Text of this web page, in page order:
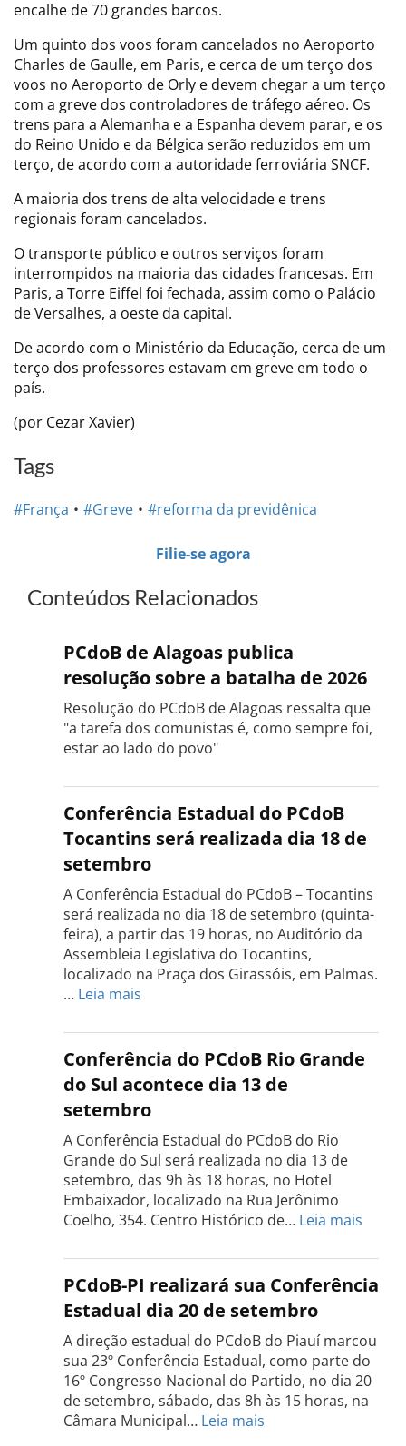
encalhe de 70 grandes barcos.
Um quinto dos voos foram cancelados no Aeroporto
Charles de Gaulle, em Paris, e cerca de um terço dos
voos no Aeroporto de Orly e devem chegar a um terço
com a greve dos controladores de tráfego aéreo. Os
trens para a Alemanha e a Espanha devem parar, e os
do Reino Unido e da Bélgica serão reduzidos em um
terço, de acordo com a autoridade ferroviária SNCF.
A maioria dos trens de alta velocidade e trens
regionais foram cancelados.
O transporte público e outros serviços foram
interrompidos na maioria das cidades francesas. Em
Paris, a Torre Eiffel foi fechada, assim como o Palácio
de Versalhes, a oeste da capital.
De acordo com o Ministério da Educação, cerca de um
terço dos professores estavam em greve em todo o
país.
(por Cezar Xavier)
Tags
#França #Greve #reforma da previdênica
Filie-se agora
Conteúdos Relacionados
PCdoB de Alagoas publica
resolução sobre a batalha de 2026
Resolução do PCdoB de Alagoas ressalta que
"a tarefa dos comunistas é, como sempre foi,
estar ao lado do povo"
Conferência Estadual do PCdoB
Tocantins será realizada dia 18 de
setembro
A Conferência Estadual do PCdoB – Tocantins
será realizada no dia 18 de setembro (quinta-
feira), a partir das 19 horas, no Auditório da
Assembleia Legislativa do Tocantins,
localizado na Praça dos Girassóis, em Palmas.
… Leia mais
Estadual
do
PCdoB
Tocantins
será
realizada
dia
18
de
setembro
Conferência do PCdoB Rio Grande
do Sul acontece dia 13 de
setembro
A Conferência Estadual do PCdoB do Rio
Grande do Sul será realizada no dia 13 de
setembro, das 9h às 18 horas, no Hotel
Embaixador, localizado na Rua Jerônimo
Coelho, 354. Centro Histórico de… Leia mais
do
PCdoB
Rio
do
Sul
dia
PCdoB-PI realizará sua Conferência
Estadual dia 20 de setembro
A direção estadual do PCdoB do Piauí marcou
sua 23º Conferência Estadual, como parte do
16º Congresso Nacional do Partido, no dia 20
de setembro, sábado, das 8h às 15 horas, na
Câmara Municipal… Leia mais